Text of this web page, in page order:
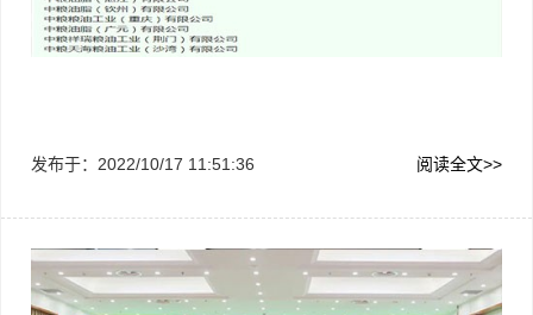
发布于： 2022/10/17 11:51:36 阅读全文>>